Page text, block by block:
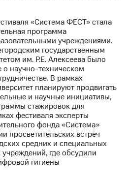
«Система ФЕСТ» стала
программа
учреждениями.
государственным
им. Р.Е. Алексеева было
научно-техническом
В рамках
планируют продвигать
и научные инициативы,
стажировок для
фестиваля эксперты
фонда «Система»
просветительских встреч
средних и специальных
где обсудили
гигиены